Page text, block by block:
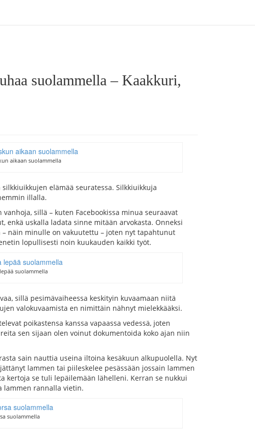
suolammella – Kaakkuri,
aikaan suolammella
elämää seuratessa. Silkkiuikkuja
illalla.
sillä – kuten Facebookissa minua seuraavat
uskalla ladata sinne mitään arvokasta. Onneksi
näin minulle on vakuutettu – joten nyt tapahtunut
lopullisesti noin kuukauden kaikki työt.
suolammella
sillä pesimävaiheessa keskityin kuvaamaan niitä
valokuvaamista en nimittäin nähnyt mielekkääksi.
poikastensa kanssa vapaassa vedessä, joten
sen sijaan olen voinut dokumentoida koko ajan niin
sain nauttia useina iltoina kesäkuun alkupuolella. Nyt
lammen tai piileskelee pesässään jossain lammen
kertoja se tuli lepäilemään lähelleni. Kerran se nukkui
lammen rannalla vietin.
suolammella